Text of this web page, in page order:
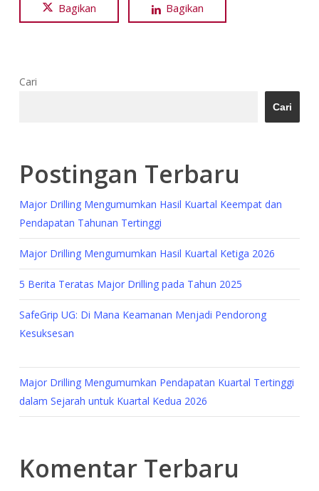
Bagikan Bagikan
Cari
Cari
Postingan Terbaru
Major Drilling Mengumumkan Hasil Kuartal Keempat dan
Pendapatan Tahunan Tertinggi
Major Drilling Mengumumkan Hasil Kuartal Ketiga 2026
5 Berita Teratas Major Drilling pada Tahun 2025
SafeGrip UG: Di Mana Keamanan Menjadi Pendorong
Kesuksesan
Major Drilling Mengumumkan Pendapatan Kuartal Tertinggi
dalam Sejarah untuk Kuartal Kedua 2026
Komentar Terbaru